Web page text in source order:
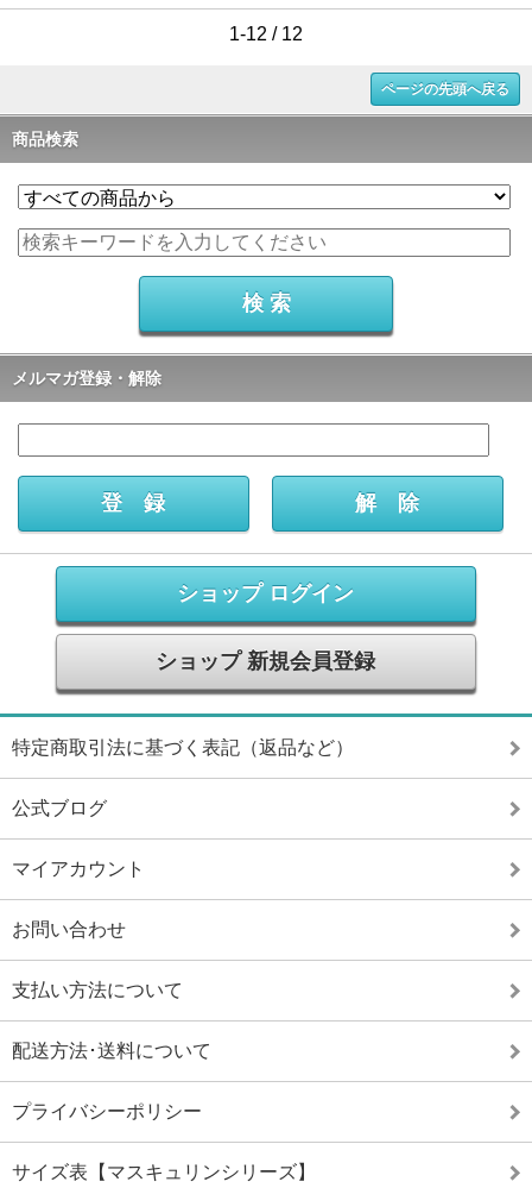
1-12 / 12
ページの先頭へ戻る
商品検索
メルマガ登録・解除
ショップ ログイン
ショップ 新規会員登録
特定商取引法に基づく表記（返品など）
公式ブログ
マイアカウント
お問い合わせ
支払い方法について
配送方法･送料について
プライバシーポリシー
サイズ表【マスキュリンシリーズ】